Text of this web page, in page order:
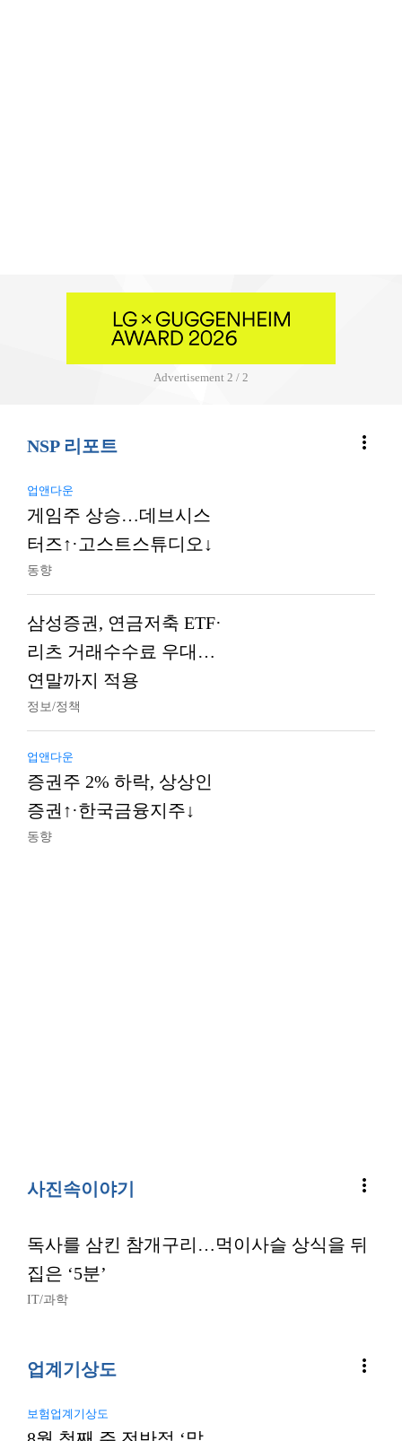
Advertisement 2 / 2
NSP 리포트 more_vert
업앤다운
게임주 상승…데브시스
터즈↑·고스트스튜디오↓
동향
삼성증권, 연금저축 ETF·
리츠 거래수수료 우대…
연말까지 적용
정보/정책
업앤다운
증권주 2% 하락, 상상인
증권↑·한국금융지주↓
동향
사진속이야기 more_vert
독사를 삼킨 참개구리…먹이사슬 상식을 뒤
집은 ‘5분’
IT/과학
업계기상도 more_vert
보험업계기상도